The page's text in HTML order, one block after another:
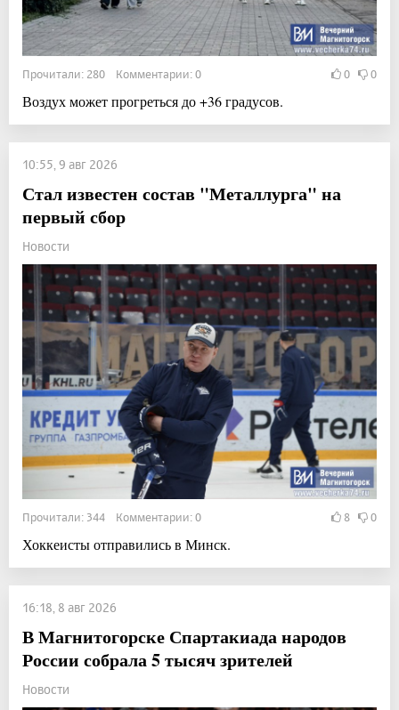
Прочитали: 280 Комментарии: 0 0 0
Воздух может прогреться до +36 градусов.
10:55, 9 авг 2026
Стал известен состав "Металлурга" на
первый сбор
Новости
Прочитали: 344 Комментарии: 0 8 0
Хоккеисты отправились в Минск.
16:18, 8 авг 2026
В Магнитогорске Спартакиада народов
России собрала 5 тысяч зрителей
Новости